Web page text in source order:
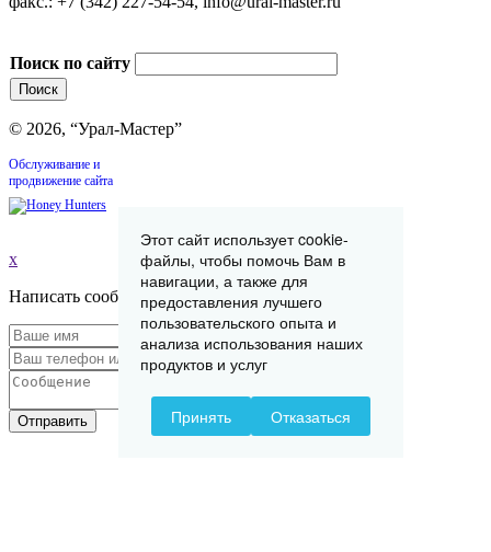
Поиск по сайту
© 2026, “Урал-Мастер”
Обслуживание и
продвижение сайта
x
Написать сообщение
Отправить
Этот сайт использует cookie-
файлы, чтобы помочь Вам в
навигации, а также для
предоставления лучшего
пользовательского опыта и
анализа использования наших
продуктов и услуг
Принять Отказаться